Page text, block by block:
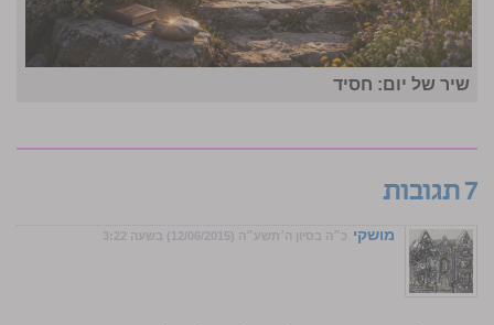
שיר של יום: חסיד
7 תגובות
מושקי כ״ה בסיון ה׳תשע״ה (12/06/2015) בשעה 3:22